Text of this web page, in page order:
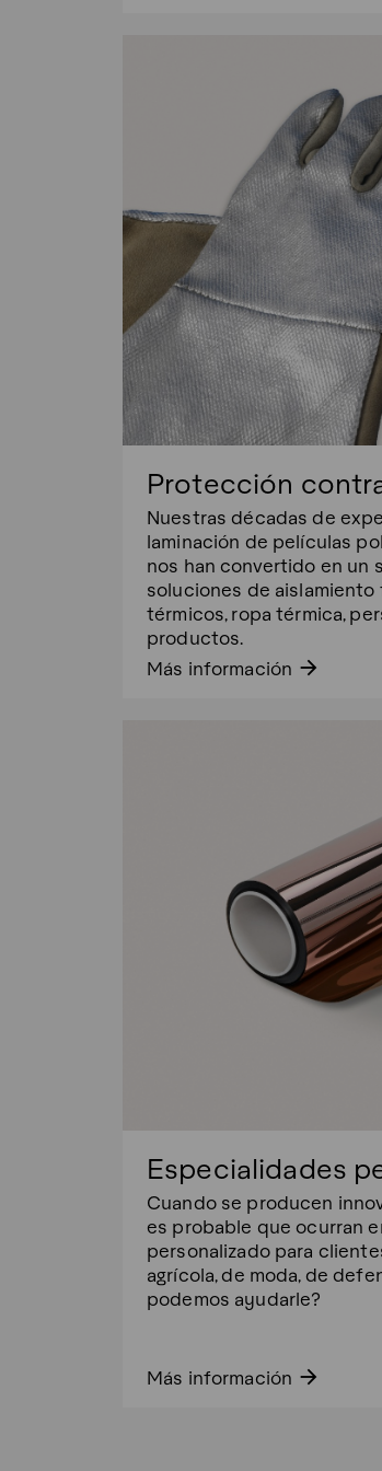
Protección
Nuestras décadas de
laminación de películas
nos han convertido en un
soluciones de
térmicos, ropa térmica,
productos.
Más información arrow_forward
Especialidades
Cuando se producen
es probable que ocurran
personalizado para
agrícola, de moda, de
podemos ayudarle?
Más información arrow_forward